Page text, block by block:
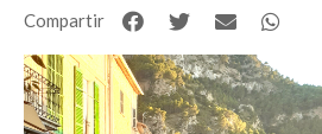
Compartir